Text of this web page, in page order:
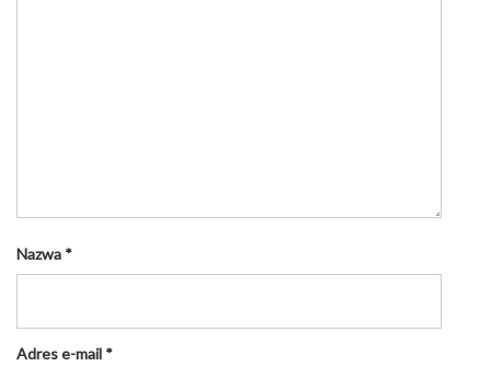
Nazwa *
Adres e-mail *